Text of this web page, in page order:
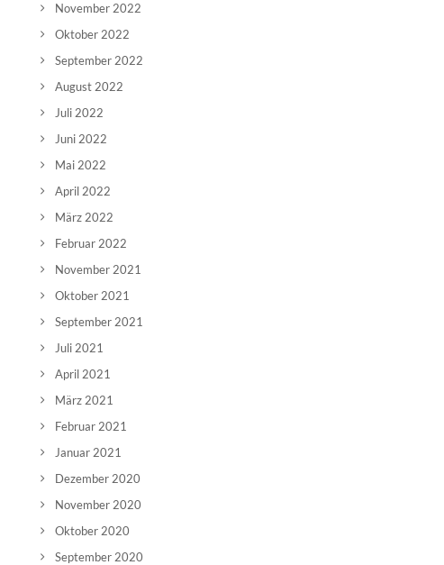
November 2022
Oktober 2022
September 2022
August 2022
Juli 2022
Juni 2022
Mai 2022
April 2022
März 2022
Februar 2022
November 2021
Oktober 2021
September 2021
Juli 2021
April 2021
März 2021
Februar 2021
Januar 2021
Dezember 2020
November 2020
Oktober 2020
September 2020